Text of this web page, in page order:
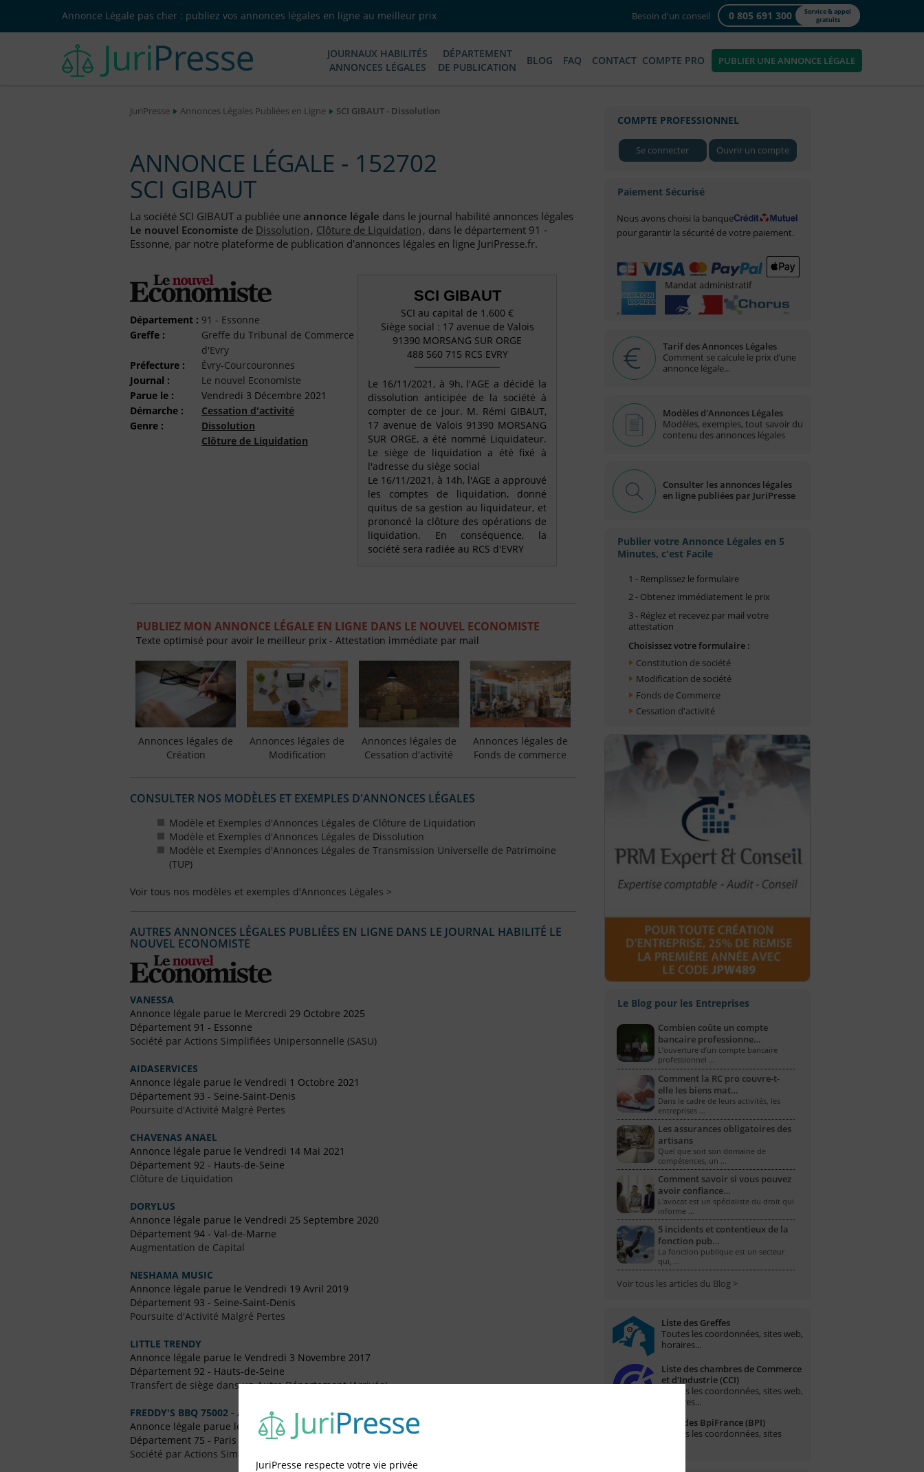
Annonce Légale pas cher : publiez vos annonces légales en ligne au meilleur prix Besoin d'un conseil 0 805 691 300
Service & appel
gratuits
JOURNAUX HABILITÉS
ANNONCES LÉGALES
DÉPARTEMENT
DE PUBLICATION
BLOG FAQ CONTACT COMPTE PRO PUBLIER UNE ANNONCE LÉGALE
JuriPresse Annonces Légales Publiées en Ligne SCI GIBAUT - Dissolution
ANNONCE LÉGALE - 152702
SCI GIBAUT
La société SCI GIBAUT a publiée une annonce légale dans le journal habilité annonces légales
Le nouvel Economiste de Dissolution, Clôture de Liquidation, dans le département 91 -
Essonne, par notre plateforme de publication d'annonces légales en ligne JuriPresse.fr.
Département : 91 - Essonne
Greffe :
Greffe du Tribunal de Commerce
d'Evry
Préfecture :
Évry-Courcouronnes
Journal :
Le nouvel Economiste
Parue le :
Vendredi 3 Décembre 2021
Démarche :
Cessation d'activité
Genre :
Dissolution
Clôture de Liquidation
SCI GIBAUT
SCI au capital de 1.600 €
Siège social : 17 avenue de Valois
91390 MORSANG SUR ORGE
488 560 715 RCS EVRY
Le 16/11/2021, à 9h, l'AGE a décidé la
dissolution anticipée de la société à
compter de ce jour. M. Rémi GIBAUT,
17 avenue de Valois 91390 MORSANG
SUR ORGE, a été nommé Liquidateur.
Le siège de liquidation a été fixé à
l'adresse du siège social
Le 16/11/2021, à 14h, l'AGE a approuvé
les comptes de liquidation, donné
quitus de sa gestion au liquidateur, et
prononcé la clôture des opérations de
liquidation. En conséquence, la
société sera radiée au RCS d'EVRY
PUBLIEZ MON ANNONCE LÉGALE EN LIGNE DANS LE NOUVEL ECONOMISTE
Texte optimisé pour avoir le meilleur prix - Attestation immédiate par mail
Annonces légales de
Création
Annonces légales de
Modification
Annonces légales de
Cessation d'activité
Annonces légales de
Fonds de commerce
CONSULTER NOS MODÈLES ET EXEMPLES D'ANNONCES LÉGALES
Modèle et Exemples d'Annonces Légales de Clôture de Liquidation
Modèle et Exemples d'Annonces Légales de Dissolution
Modèle et Exemples d'Annonces Légales de Transmission Universelle de Patrimoine
(TUP)
Voir tous nos modèles et exemples d'Annonces Légales >
AUTRES ANNONCES LÉGALES PUBLIÉES EN LIGNE DANS LE JOURNAL HABILITÉ LE
NOUVEL ECONOMISTE
VANESSA
Annonce légale parue le Mercredi 29 Octobre 2025
Département 91 - Essonne
Société par Actions Simplifiées Unipersonnelle (SASU)
AIDASERVICES
Annonce légale parue le Vendredi 1 Octobre 2021
Département 93 - Seine-Saint-Denis
Poursuite d'Activité Malgré Pertes
CHAVENAS ANAEL
Annonce légale parue le Vendredi 14 Mai 2021
Département 92 - Hauts-de-Seine
Clôture de Liquidation
DORYLUS
Annonce légale parue le Vendredi 25 Septembre 2020
Département 94 - Val-de-Marne
Augmentation de Capital
NESHAMA MUSIC
Annonce légale parue le Vendredi 19 Avril 2019
Département 93 - Seine-Saint-Denis
Poursuite d'Activité Malgré Pertes
LITTLE TRENDY
Annonce légale parue le Vendredi 3 Novembre 2017
Département 92 - Hauts-de-Seine
Transfert de siège dans un Autre Département (Arrivée)
FREDDY'S BBQ 75002 - A
Annonce légale parue le Vendredi 20 Octobre 2017
Département 75 - Paris
Société par Actions Simplifiées Unipersonnelle (SASU)
COMPTE PROFESSIONNEL
Se connecter Ouvrir un compte
Paiement Sécurisé
Nous avons choisi la banque
pour garantir la sécurité de votre paiement.
Mandat administratif
Tarif des Annonces Légales
Comment se calcule le prix d’une
annonce légale...
Modèles d'Annonces Légales
Modèles, exemples, tout savoir du
contenu des annonces légales
Consulter les annonces légales
en ligne publiées par JuriPresse
Publier votre Annonce Légales en 5
Minutes, c'est Facile
1 - Remplissez le formulaire
2 - Obtenez immédiatement le prix
3 - Réglez et recevez par mail votre
attestation
Choisissez votre formulaire :
Constitution de société
Modification de société
Fonds de Commerce
Cessation d'activité
Le Blog pour les Entreprises
Combien coûte un compte
bancaire professionne…
L’ouverture d’un compte bancaire
professionnel …
Comment la RC pro couvre-t-
elle les biens mat…
Dans le cadre de leurs activités, les
entreprises …
Les assurances obligatoires des
artisans
Quel que soit son domaine de
compétences, un …
Comment savoir si vous pouvez
avoir confiance…
L'avocat est un spécialiste du droit qui
informe …
5 incidents et contentieux de la
fonction pub…
La fonction publique est un secteur
qui, …
Voir tous les articles du Blog >
Liste des Greffes
Toutes les coordonnées, sites web,
horaires...
Liste des chambres de Commerce
et d'Industrie (CCI)
Toutes les coordonnées, sites web,
horaires...
Liste des BpiFrance (BPI)
Toutes les coordonnées, sites
JuriPresse respecte votre vie privée